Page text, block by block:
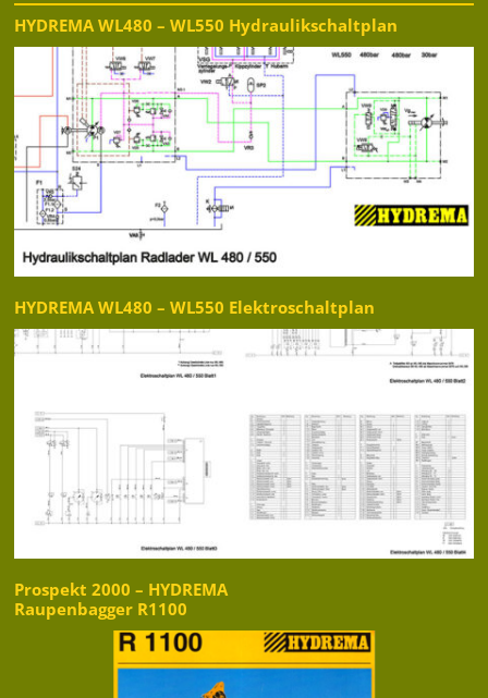
HYDREMA WL480 – WL550 Hydraulikschaltplan
HYDREMA WL480 – WL550 Elektroschaltplan
Prospekt 2000 – HYDREMA
Raupenbagger R1100